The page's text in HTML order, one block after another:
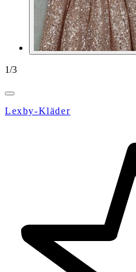
1/3
Lexby-Kläder